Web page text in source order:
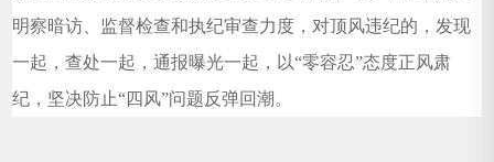
明察暗访、监督检查和执纪审查力度，对顶风违纪的，发现
一起，查处一起，通报曝光一起，以“零容忍”态度正风肃
纪，坚决防止“四风”问题反弹回潮。